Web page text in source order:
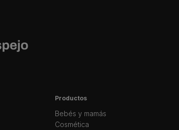
Productos
Bebés y mamás
Cosmética